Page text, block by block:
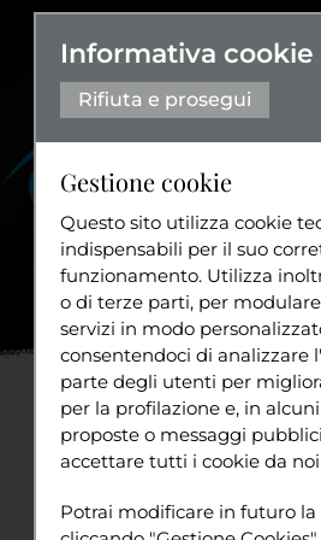
Dislessia
Organigramma
Statuto
Diventa volontario
Sport
20°
Mente - Chiara
Informativa cookie
Rifiuta e prosegui
Gestione cookie
Questo sito utilizza cookie
indispensabili per il suo
funzionamento. Utilizza
o di terze parti, per
servizi in modo
consentendoci di analizzare
parte degli utenti per
per la profilazione e, in
proposte o messaggi
accettare tutti i cookie da
compaiono sulle pagine di
Potrai modificare in futuro la